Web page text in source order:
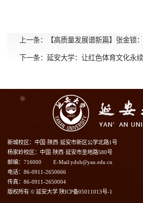
上一条：
下一条： 延安大学：让红色体育文化永
新城校区：中国·陕西·延安市新区公学北路1号
杨家岭校区：中国·陕西·延安市圣地路580号
邮编：716000
E-Mail:ydxb@yau.edu.cn
电话：86-0911-2650666
传真：86-0911-2650004
版权所有 © 延安大学 陕ICP备05011013号-1